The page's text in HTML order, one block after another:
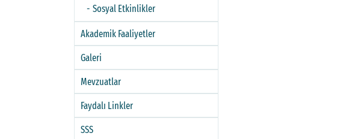
Sosyal Etkinlikler
Akademik Faaliyetler
Galeri
Mevzuatlar
Faydalı Linkler
SSS